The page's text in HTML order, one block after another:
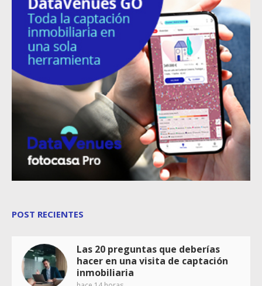
POST RECIENTES
Las 20 preguntas que deberías
hacer en una visita de captación
inmobiliaria